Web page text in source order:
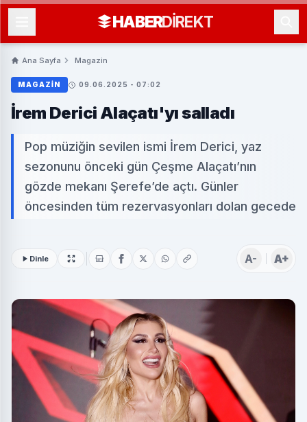
HABERDIREKT
Ana Sayfa Magazin
MAGAZIN 09.06.2025 - 07:02
İrem Derici Alaçatı'yı salladı
Pop müziğin sevilen ismi İrem Derici, yaz
sezonunu önceki gün Çeşme Alaçatı’nın
gözde mekanı Şerefe’de açtı. Günler
öncesinden tüm rezervasyonları dolan gecede
Dinle A- A+